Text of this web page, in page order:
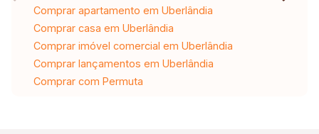
Comprar apartamento em Uberlândia
Comprar casa em Uberlândia
Comprar imóvel comercial em Uberlândia
Comprar lançamentos em Uberlândia
Comprar com Permuta